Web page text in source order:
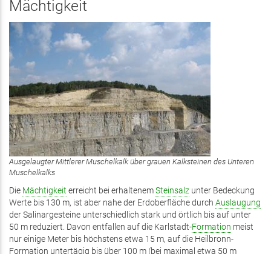
Mächtigkeit
Ausgelaugter Mittlerer Muschelkalk über grauen Kalksteinen des Unteren
Muschelkalks
Die Mächtigkeit erreicht bei erhaltenemSteinsalz unter Bedeckung
Werte bis 130 m, ist aber nahe der Erdoberfläche durch Auslaugung
der Salinargesteine unterschiedlich stark und örtlich bis auf unter
50 m reduziert. Davon entfallen auf die Karlstadt-Formation meist
nur einige Meter bis höchstens etwa 15 m, auf die Heilbronn-
Formation untertägig bis über 100 m (bei maximal etwa 50 m